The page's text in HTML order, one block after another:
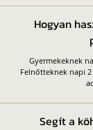
Hogyan
Gyermekeknek
Felnőtteknek napi
Segít a